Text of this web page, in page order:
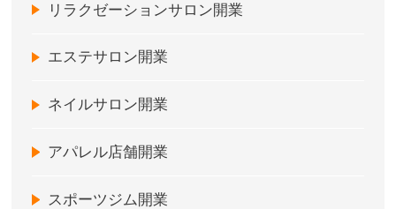
リラクゼーションサロン開業
エステサロン開業
ネイルサロン開業
アパレル店舗開業
スポーツジム開業